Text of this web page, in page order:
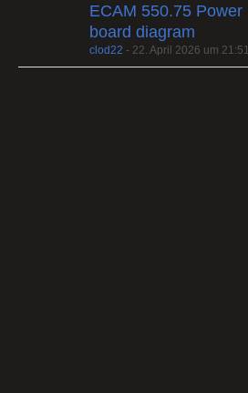
ECAM 550.75 Power
board diagram
clod22 - 22. April 2026 um 21:51